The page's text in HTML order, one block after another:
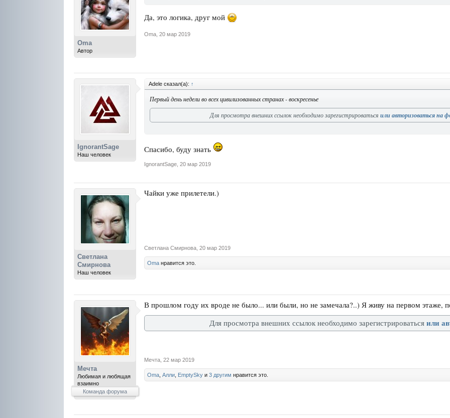
Oma
Автор
Да, это логика, друг мой
Oma 20 мар 2019
IgnorantSage
Наш человек
Adele сказал(а): ↑
Первый день недели во всех цивилизованных странах - воскресенье
Для просмотра внешних ссылок необходимо зарегистрироваться или авторизоваться на
Спасибо, буду знать
IgnorantSage 20 мар 2019
Светлана
Смирнова
Наш человек
Чайки уже прилетели.)
Светлана Смирнова 20 мар 2019
Oma нравится это.
Мечта
Любимая и любящая
взаимно
Команда форума
В прошлом году их вроде не было... или были, но не замечала?..) Я живу на первом этаже,
Для просмотра внешних ссылок необходимо зарегистрироваться или
Мечта 22 мар 2019
Oma Алли EmptySky и 3 другим нравится это.